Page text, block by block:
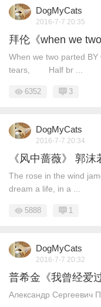
DogMyCats
2016-7-7 20:35
拜伦《when we
When we two parted
tears, Half br ...
6352 3
DogMyCats
2016-7-7 20:34
《风中蔷薇》 郭沫
The rose in the wind
dream a life, in a ...
5888 1
DogMyCats
2016-7-7 20:32
普希金《我曾经爱
Александр Сергеевич